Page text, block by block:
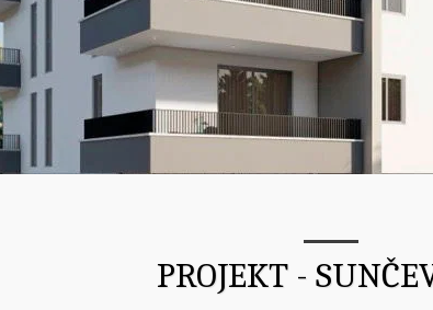
PROJEKT -